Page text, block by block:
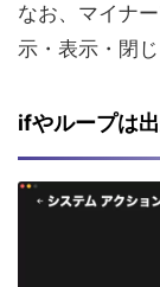
なお、マイナ
示・表示・閉
ifやループは